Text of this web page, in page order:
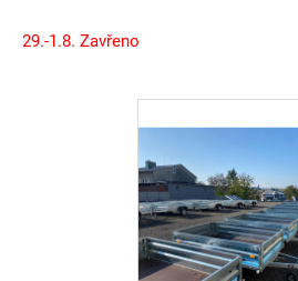
29.-1.8. Zavřeno